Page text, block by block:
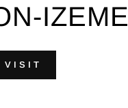
IZEME
VISIT